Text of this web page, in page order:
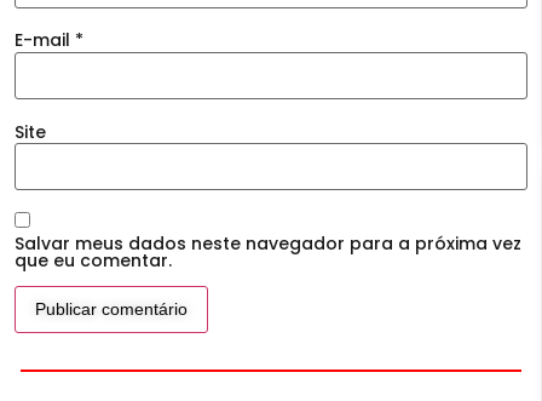
E-mail *
Site
Salvar meus dados neste navegador para a próxima vez
que eu comentar.